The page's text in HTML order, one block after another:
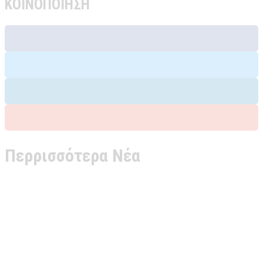
ΚΟΙΝΟΠΟΙΗΣΗ
Περρισσότερα Νέα